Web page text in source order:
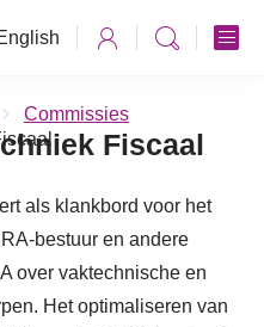
Commissies
Fiscaal
als klankbord voor het
bestuur en andere
over vaktechnische en
Het optimaliseren van